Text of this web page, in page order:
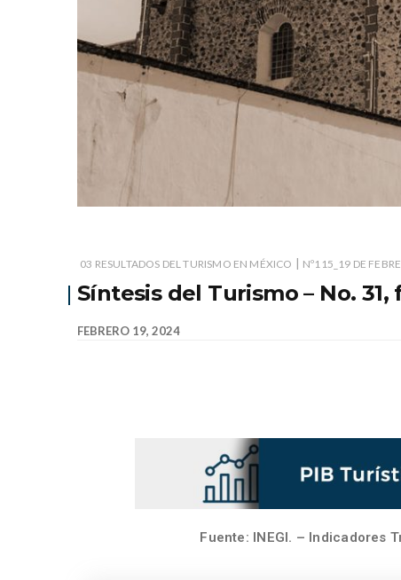
03 RESULTADOS DEL TURISMO EN MÉXICO | Nº115_19 DE
Síntesis del Turismo – No.
FEBRERO 19, 2024
Fuente: INEGI. – Indicadores